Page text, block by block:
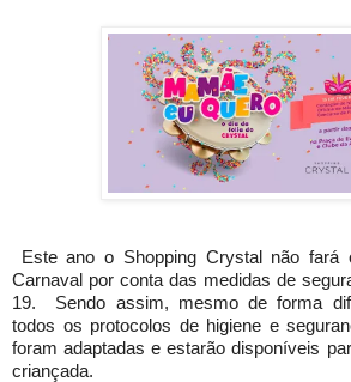
Este ano o Shopping Crystal não fará
Carnaval por conta das medidas de
19. Sendo assim, mesmo de forma
todos os protocolos de higiene e
foram adaptadas e estarão disponíveis
criançada.